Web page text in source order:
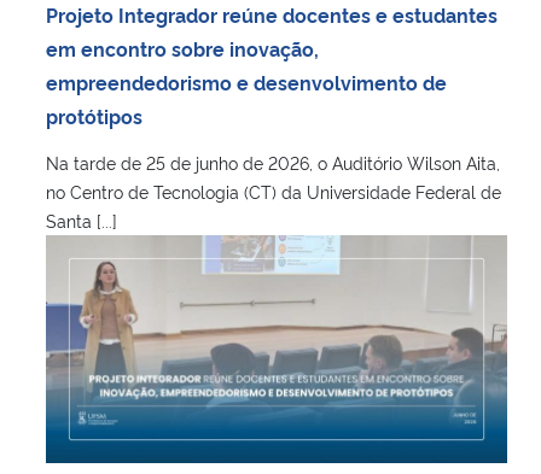
Projeto Integrador reúne docentes e estudantes
em encontro sobre inovação,
empreendedorismo e desenvolvimento de
protótipos
Na tarde de 25 de junho de 2026, o Auditório Wilson Aita,
no Centro de Tecnologia (CT) da Universidade Federal de
Santa [...]